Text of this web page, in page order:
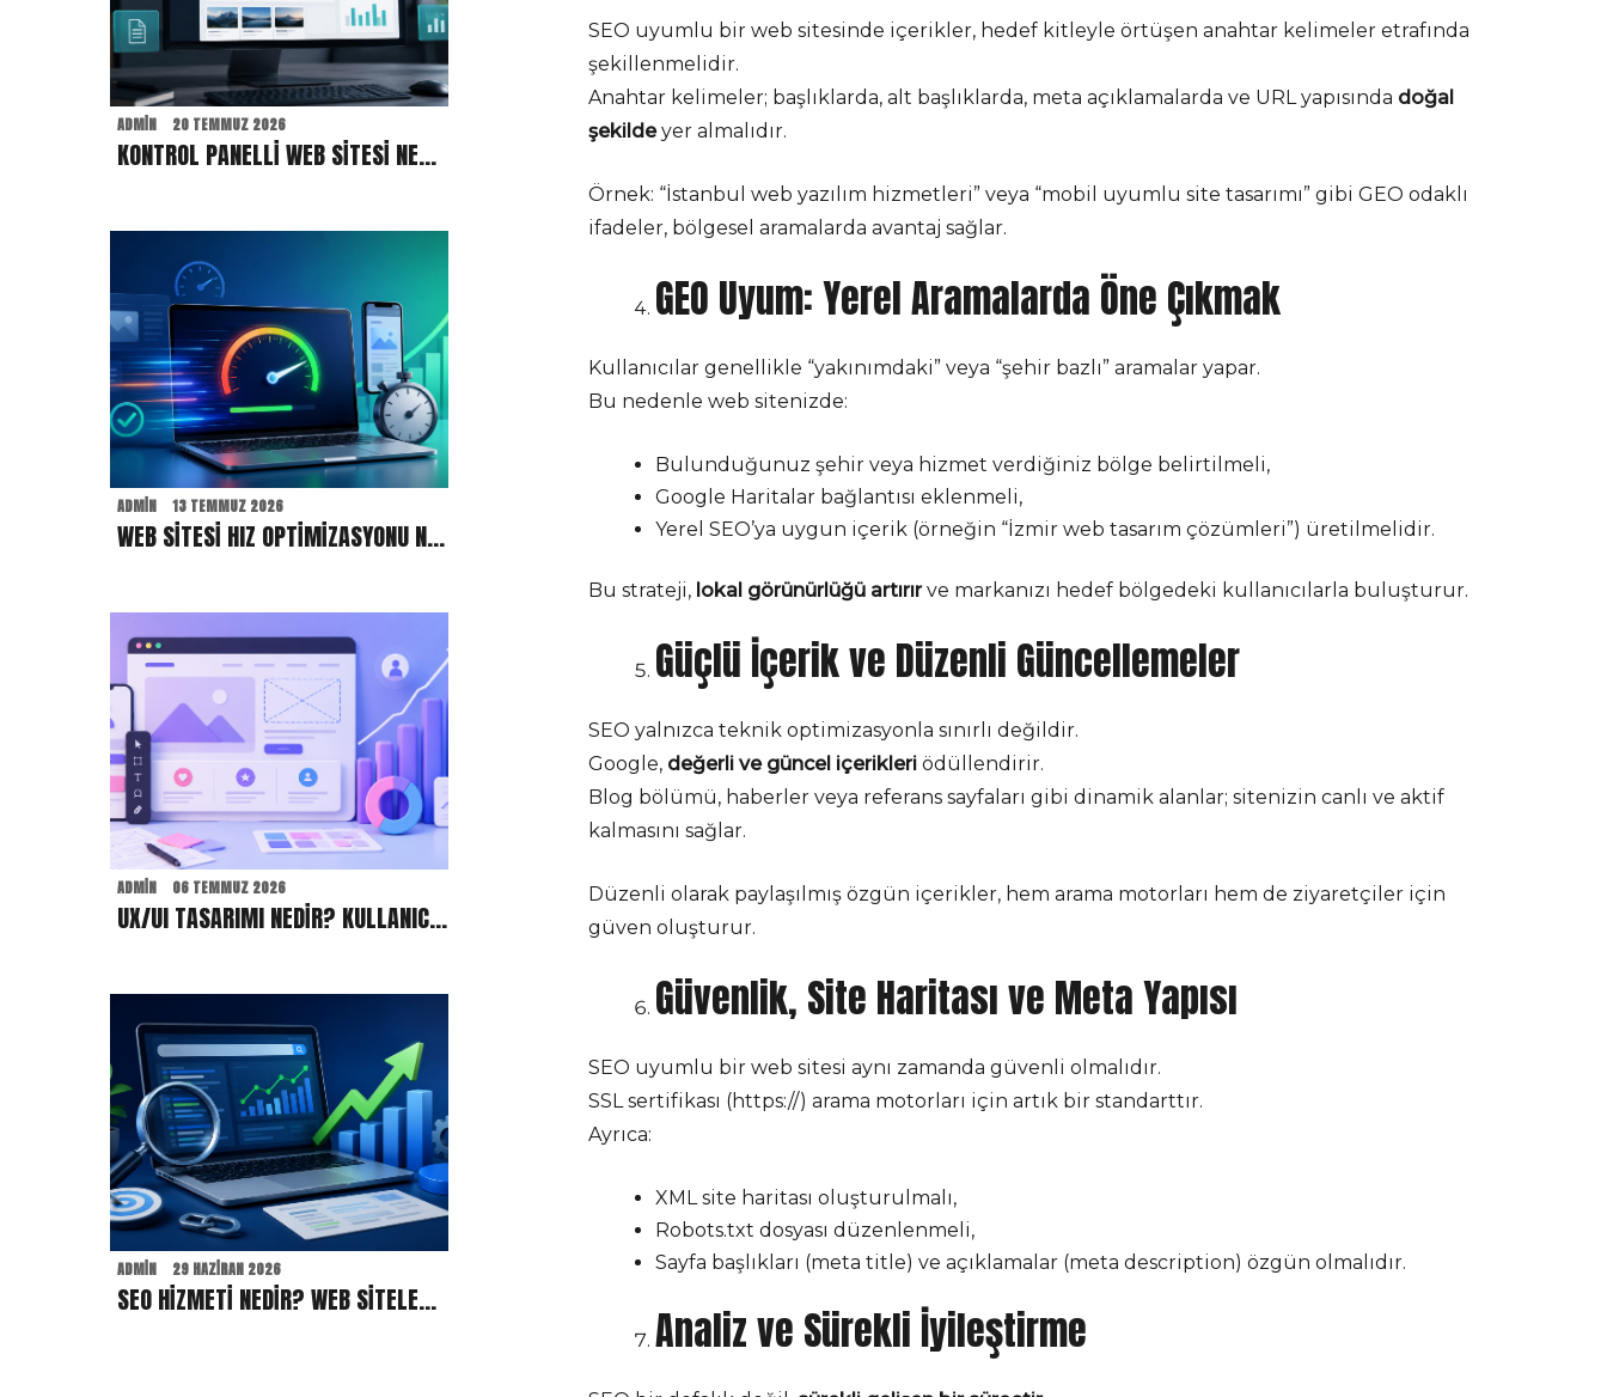
ADMIN 20 TEMMUZ 2026
KONTROL PANELLI WEB SITESI NEDIR? İÇERIK YÖNETIM SISTEMI MARKALARA NE SAĞLAR?
ADMIN 13 TEMMUZ 2026
WEB SITESI HIZ OPTIMIZASYONU NEDIR? KULLANICI DENEYIMI VE SEO İÇIN ÖNEMI
ADMIN 06 TEMMUZ 2026
UX/UI TASARIMI NEDIR? KULLANICI DENEYIMI WEB SITESI BAŞARISINI NASIL ETKILER?
ADMIN 29 HAZIRAN 2026
SEO HIZMETI NEDIR? WEB SITELERI GOOGLE’DA NASIL DAHA GÖRÜNÜR HALE GELIR?
SEO uyumlu bir web sitesinde içerikler, hedef kitleyle örtüşen anahtar kelimeler etrafında
şekillenmelidir.
Anahtar kelimeler; başlıklarda, alt başlıklarda, meta açıklamalarda ve URL yapısında doğal
şekildeyer almalıdır.
Örnek: “İstanbul web yazılım hizmetleri” veya “mobil uyumlu site tasarımı” gibi GEO odaklı
ifadeler, bölgesel aramalarda avantaj sağlar.
GEO Uyum: Yerel Aramalarda Öne Çıkmak
Kullanıcılar genellikle “yakınımdaki” veya “şehir bazlı” aramalar yapar.
Bu nedenle web sitenizde:
Bulunduğunuz şehir veya hizmet verdiğiniz bölge belirtilmeli,
Google Haritalar bağlantısı eklenmeli,
Yerel SEO’ya uygun içerik (örneğin “İzmir web tasarım çözümleri”) üretilmelidir.
Bu strateji, lokal görünürlüğü artırırve markanızı hedef bölgedeki kullanıcılarla buluşturur.
Güçlü İçerik ve Düzenli Güncellemeler
SEO yalnızca teknik optimizasyonla sınırlı değildir.
Google, değerli ve güncel içerikleri ödüllendirir.
Blog bölümü, haberler veya referans sayfaları gibi dinamik alanlar; sitenizin canlı ve aktif
kalmasını sağlar.
Düzenli olarak paylaşılmış özgün içerikler, hem arama motorları hem de ziyaretçiler için
güven oluşturur.
Güvenlik, Site Haritası ve Meta Yapısı
SEO uyumlu bir web sitesi aynı zamanda güvenli olmalıdır.
SSL sertifikası (https://) arama motorları için artık bir standarttır.
Ayrıca:
XML site haritası oluşturulmalı,
Robots.txt dosyası düzenlenmeli,
Sayfa başlıkları (meta title) ve açıklamalar (meta description) özgün olmalıdır.
Analiz ve Sürekli İyileştirme